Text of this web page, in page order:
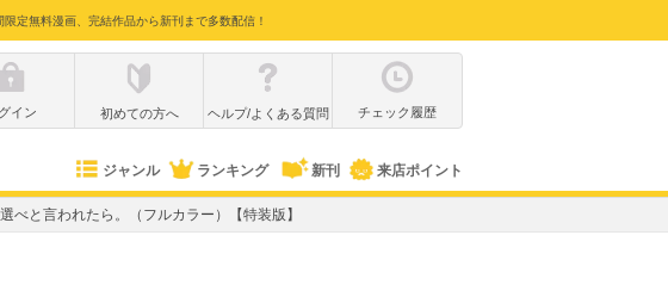
定無料漫画、完結作品から新刊まで多数配信！
イン 初めての方へ ヘルプ/よくある質問 チェック履歴
ジャンル ランキング 新刊 来店ポイント
べと言われたら。（フルカラー）【特装版】